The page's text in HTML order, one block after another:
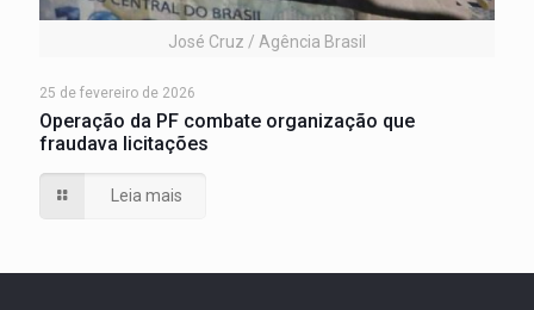
José Cruz / Agência Brasil
25 de fevereiro de 2026
Operação da PF combate organização que
fraudava licitações
Leia mais